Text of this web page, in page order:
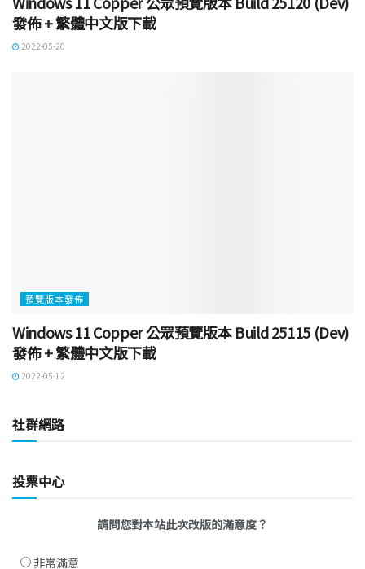
發佈 + 繁體中文版下載
2022-05-20
預覽版本發佈
Windows 11 Copper 公眾預覽版本 Build 25115 (Dev)
發佈 + 繁體中文版下載
2022-05-12
社群網路
投票中心
請問您對本站此次改版的滿意度？
非常滿意